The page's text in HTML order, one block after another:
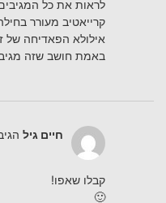
לראות את כל
קרייאטיב מעורר
אילולא הפאדיחה של
באמת חושב שזה
חיים גיל
קבלו שאפו!
🙂